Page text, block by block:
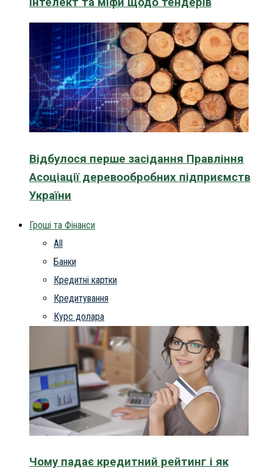
Відбулося перше засідання Правління
Асоціації деревообробних підприємств
України
Гроші та Фінанси
All
Банки
Кредитні картки
Кредитування
Курс долара
Чому падає кредитний рейтинг і як